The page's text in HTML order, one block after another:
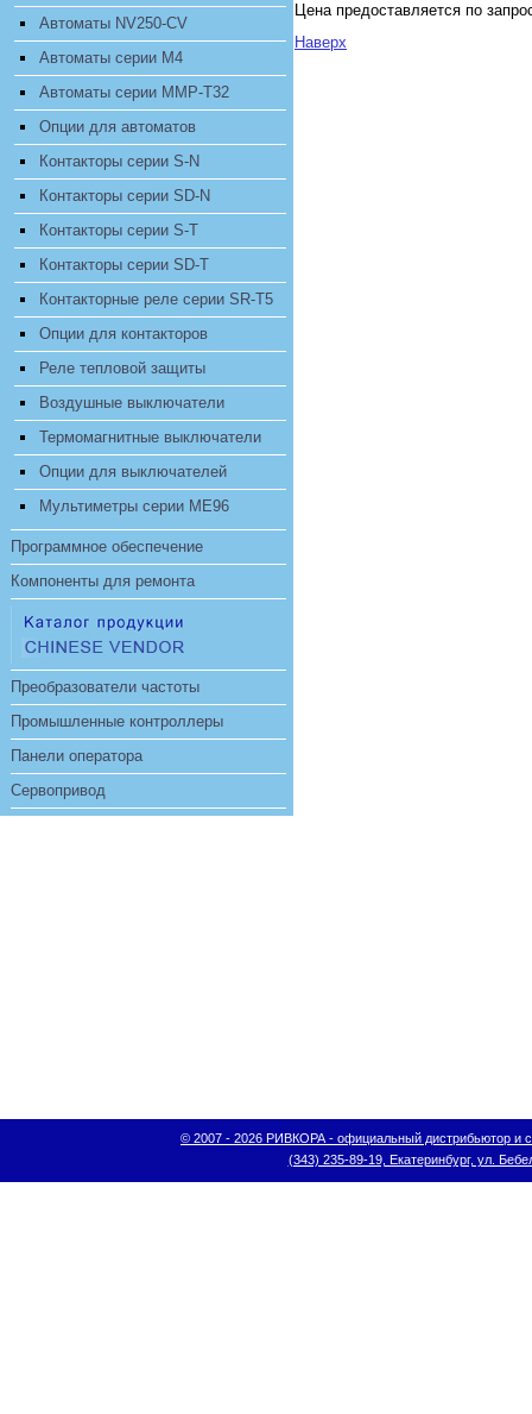
Автоматы NV250-CV
Автоматы серии M4
Автоматы серии MMP-T32
Опции для автоматов
Контакторы серии S-N
Контакторы серии SD-N
Контакторы серии S-T
Контакторы серии SD-T
Контакторные реле серии SR-T5
Опции для контакторов
Реле тепловой защиты
Воздушные выключатели
Термомагнитные выключатели
Опции для выключателей
Мультиметры серии ME96
Программное обеспечение
Компоненты для ремонта
Преобразователи частоты
Промышленные контроллеры
Панели оператора
Сервопривод
Цена предоставляется по
Наверх
© 2007 - 2026 РИВКОРА - официальный дистрибьютор и
(343) 235-89-19, Екатеринбург, ул.